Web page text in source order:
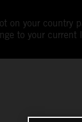
on your country
to your current